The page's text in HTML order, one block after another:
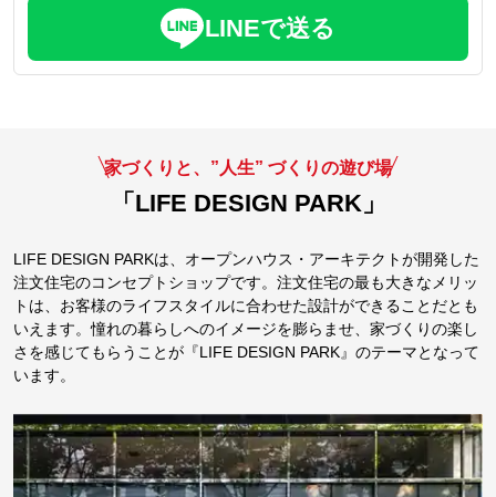
LINEで送る
家づくりと、”人生” づくりの遊び場
「LIFE DESIGN PARK」
LIFE DESIGN PARKは、オープンハウス・アーキテクトが開発した
注文住宅のコンセプトショップです。注文住宅の最も大きなメリッ
トは、お客様のライフスタイルに合わせた設計ができることだとも
いえます。憧れの暮らしへのイメージを膨らませ、家づくりの楽し
さを感じてもらうことが『LIFE DESIGN PARK』のテーマとなって
います。